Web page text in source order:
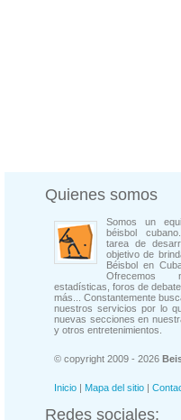
Quienes somos
Somos un
béisbol
tarea de
objetivo de
Béisbol en
Ofrecemos
estadísticas, foros de
más... Constantemente
nuestros servicios por lo
nuevas secciones en
y otros entretenimientos.
© copyright 2009 - 2026
Inicio | Mapa del sitio |
Redes sociales: